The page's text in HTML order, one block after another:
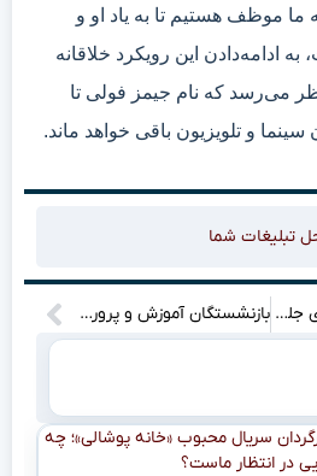
موظف هستیم تا به یاد او و
ادامه‌دادن این رویکرد خلاقانه
می‌رسد که نام جیمز فولی تا
سینما و تلویزیون باقی خواهد ماند.
تبلیغات شما
بهترین رژیم غذایی برای جلوگیری از بیماری‌های قلبی و دیابت: چگونه با تغذیه سالم از سلامت خود محافظت کنیم؟ بازنشستگان آموزش و پرورش؛ چرا هنوز در انتظار اجرای عادلانه همسان‌سازی و رتبه‌بندی هستند؟! تنها نیمی از بودجه تصویب شده توسط مجلس پرداخت شده!